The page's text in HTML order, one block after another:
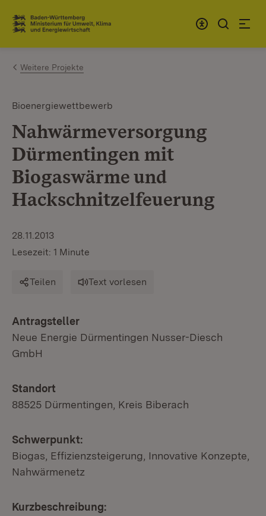
Zum Inhalt springen
Link zur Startseite
Weitere Projekte
Bioenergiewettbewerb
Nahwärmeversorgung
Dürmentingen mit
Biogaswärme und
Hackschnitzelfeuerung
28.11.2013
Lesezeit: 1 Minute
Teilen Text vorlesen
Antragsteller
Neue Energie Dürmentingen Nusser-Diesch
GmbH
Standort
88525 Dürmentingen, Kreis Biberach
Schwerpunkt:
Biogas, Effizienzsteigerung, Innovative Konzepte,
Nahwärmenetz
Kurzbeschreibung: